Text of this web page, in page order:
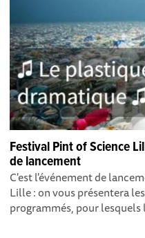
Festival Pint of Science
de lancement
C'est l'événement de
Lille : on vous présentera
programmés, pour lesquels